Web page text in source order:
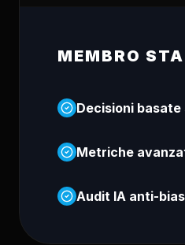
MEMBRO
Decisioni basate
Metriche
Audit IA anti-bias